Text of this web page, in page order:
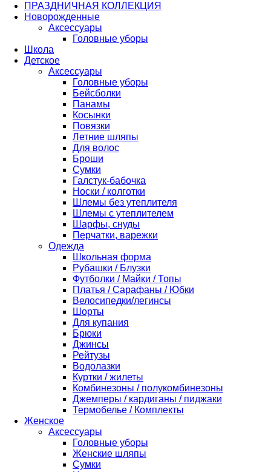
ПРАЗДНИЧНАЯ КОЛЛЕКЦИЯ
Новорожденные
Аксессуары
Головные уборы
Школа
Детское
Аксессуары
Головные уборы
Бейсболки
Панамы
Косынки
Повязки
Летние шляпы
Для волос
Броши
Сумки
Галстук-бабочка
Носки / колготки
Шлемы без утеплителя
Шлемы с утеплителем
Шарфы, снуды
Перчатки, варежки
Одежда
Школьная форма
Рубашки / Блузки
Футболки / Майки / Топы
Платья / Сарафаны / Юбки
Велосипедки/легинсы
Шорты
Для купания
Брюки
Джинсы
Рейтузы
Водолазки
Куртки / жилеты
Комбинезоны / полукомбинезоны
Джемперы / кардиганы / пиджаки
Термобелье / Комплекты
Женское
Аксессуары
Головные уборы
Женские шляпы
Сумки